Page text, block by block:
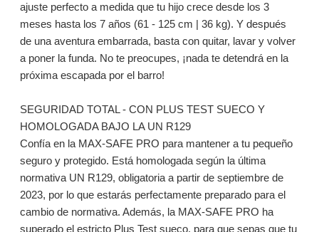
ajuste perfecto a medida que tu hijo crece desde los 3
meses hasta los 7 años (61 - 125 cm | 36 kg). Y después
de una aventura embarrada, basta con quitar, lavar y volver
a poner la funda. No te preocupes, ¡nada te detendrá en la
próxima escapada por el barro!
SEGURIDAD TOTAL - CON PLUS TEST SUECO Y
HOMOLOGADA BAJO LA UN R129
Confía en la MAX-SAFE PRO para mantener a tu pequeño
seguro y protegido. Está homologada según la última
normativa UN R129, obligatoria a partir de septiembre de
2023, por lo que estarás perfectamente preparado para el
cambio de normativa. Además, la MAX-SAFE PRO ha
superado el estricto Plus Test sueco, para que sepas que tu